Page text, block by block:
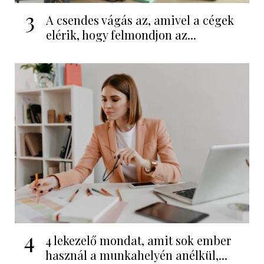
3
A csendes vágás az, amivel a cégek
elérik, hogy felmondjon az...
4
4 lekezelő mondat, amit sok ember
használ a munkahelyén anélkül,...